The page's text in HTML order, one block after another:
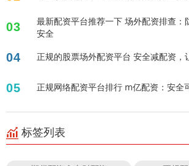
03
最新配资平台推荐一下 场外配资排查：
安全
04 正规的股票场外配资平台 安全减配资，
05 正规网络配资平台排行 m亿配资：安全
标签列表